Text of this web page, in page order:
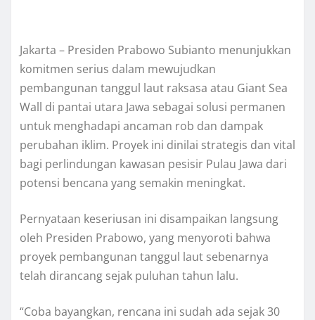
Jakarta – Presiden Prabowo Subianto menunjukkan
komitmen serius dalam mewujudkan
pembangunan tanggul laut raksasa atau Giant Sea
Wall di pantai utara Jawa sebagai solusi permanen
untuk menghadapi ancaman rob dan dampak
perubahan iklim. Proyek ini dinilai strategis dan vital
bagi perlindungan kawasan pesisir Pulau Jawa dari
potensi bencana yang semakin meningkat.
Pernyataan keseriusan ini disampaikan langsung
oleh Presiden Prabowo, yang menyoroti bahwa
proyek pembangunan tanggul laut sebenarnya
telah dirancang sejak puluhan tahun lalu.
“Coba bayangkan, rencana ini sudah ada sejak 30